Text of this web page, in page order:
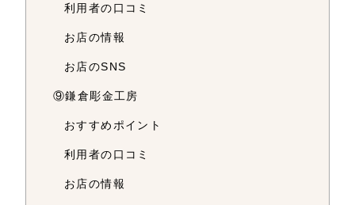
利用者の口コミ
お店の情報
お店のSNS
⑨鎌倉彫金工房
おすすめポイント
利用者の口コミ
お店の情報